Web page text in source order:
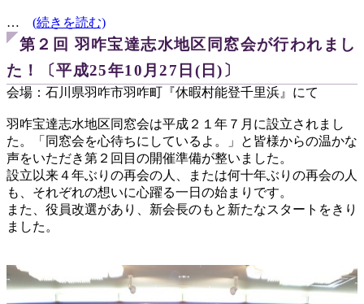
… (続きを読む)
第２回 羽咋宝達志水地区同窓会が行われまし
た！〔平成25年10月27日(日)〕
会場：石川県羽咋市羽咋町『休暇村能登千里浜』にて
羽咋宝達志水地区同窓会は平成２１年７月に設立されまし
た。「同窓会を心待ちにしているよ。」と皆様からの温かな
声をいただき第２回目の開催準備が整いました。
設立以来４年ぶりの再会の人、または何十年ぶりの再会の人
も、それぞれの想いに心躍る一日の始まりです。
また、役員改選があり、新会長のもと新たなスタートをきり
ました。